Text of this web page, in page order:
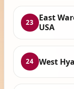
23
East
USA
24 West